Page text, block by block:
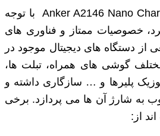
انکر Anker A2146 Nano Charger با توجه
خصوصیات ممتاز و فناوری های
دستگاه های دیجیتال موجود در
گوشی های همراه، تبلت ها،
پلیرها و … سازگاری داشته و
به شارژ آن ها می پردازد. برخی
از: